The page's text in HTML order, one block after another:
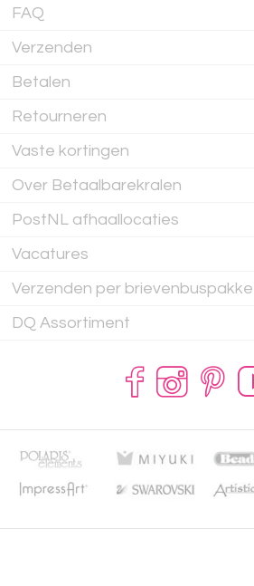
FAQ
Verzenden
Betalen
Retourneren
Vaste kortingen
Over Betaalbarekralen
PostNL afhaallocaties
Vacatures
Verzenden per
DQ Assortiment